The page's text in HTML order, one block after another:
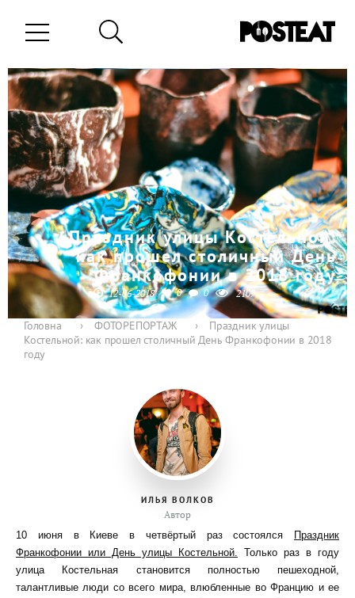
Праздник улицы Костельной:
как прошел столичный День
Франкофонии в 2018 году
12-06-2018 0 0 2109
Головна › ФОТОРЕПОРТАЖ ›
Праздник улицы
Костельной: как прошел столичный День Франкофонии в 2018
году
ИЛЬЯ ВОЛКОВ
Автор
10 июня в Киеве в четвёртый раз состоялся
Праздник
Франкофонии или День улицы Костельной. Только раз в году
улица Костельная становится полностью пешеходной,
талантливые люди со всего мира, влюбленные во Францию и ее